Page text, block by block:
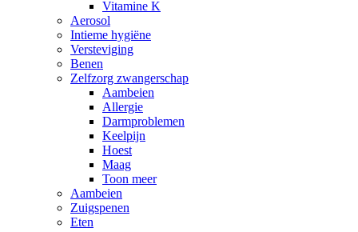
Vitamine K
Aerosol
Intieme hygiëne
Versteviging
Benen
Zelfzorg zwangerschap
Aambeien
Allergie
Darmproblemen
Keelpijn
Hoest
Maag
Toon meer
Aambeien
Zuigspenen
Eten